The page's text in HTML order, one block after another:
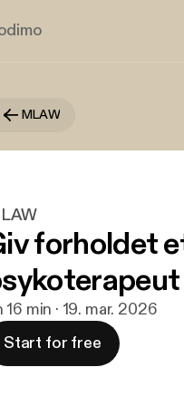
MLAW
forholdet
16 min · 19. mar. 2026
Start for free